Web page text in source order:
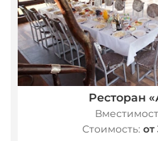
Ресторан
Стоимость: от
*